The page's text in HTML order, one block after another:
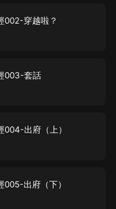
？感覺好像我穿越到了古代
折磨我可憐的心臟了。雖然
002-穿越啦？
003-套話
004-出府（上）
005-出府（下）